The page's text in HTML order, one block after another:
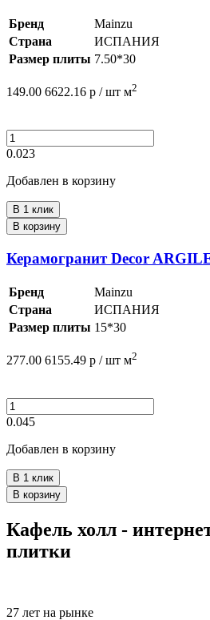
Бренд
Mainzu
Страна
ИСПАНИЯ
Размер плиты 7.50*30
149.00 6622.16 р / шт м2
0.023
Добавлен в корзину
В 1 клик
В корзину
Керамогранит Decor
Бренд
Mainzu
Страна
ИСПАНИЯ
Размер плиты 15*30
277.00 6155.49 р / шт м2
0.045
Добавлен в корзину
В 1 клик
В корзину
Кафель холл -
плитки
27 лет на рынке